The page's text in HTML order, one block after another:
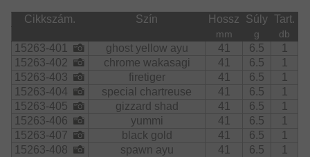
Cikkszám. Szín Hossz Súly Tart.
mm g db
15263-401 ghost yellow ayu 41 6.5
1
15263-402
chrome wakasagi 41 6.5
1
15263-403
firetiger 41 6.5
1
15263-404
special chartreuse 41 6.5
1
15263-405
gizzard shad 41 6.5
1
15263-406
yummi 41 6.5
1
15263-407
black gold 41 6.5
1
15263-408
spawn ayu 41 6.5
1